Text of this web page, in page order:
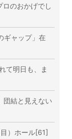
のおかげでし
ギャップ」在
て明日も、ま
結と見えない
）ホール[61]